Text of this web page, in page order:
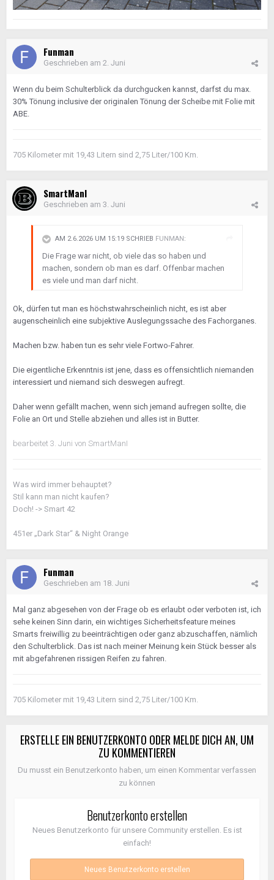
Funman
Geschrieben am 2. Juni
Wenn du beim Schulterblick da durchgucken kannst, darfst du max.
30% Tönung inclusive der originalen Tönung der Scheibe mit Folie mit
ABE.
705 Kilometer mit 19,43 Litern sind 2,75 Liter/100 Km.
SmartManI
Geschrieben am 3. Juni
AM 2.6.2026 UM 15:19 SCHRIEB FUNMAN :
Die Frage war nicht, ob viele das so haben und
machen, sondern ob man es darf. Offenbar machen
es viele und man darf nicht.
Ok, dürfen tut man es höchstwahrscheinlich nicht, es ist aber
augenscheinlich eine subjektive Auslegungssache des Fachorganes.
Machen bzw. haben tun es sehr viele Fortwo-Fahrer.
Die eigentliche Erkenntnis ist jene, dass es offensichtlich niemanden
interessiert und niemand sich deswegen aufregt.
Daher wenn gefällt machen, wenn sich jemand aufregen sollte, die
Folie an Ort und Stelle abziehen und alles ist in Butter.
bearbeitet 3. Juni von SmartManI
Was wird immer behauptet?
Stil kann man nicht kaufen?
Doch! -> Smart 42
451er „Dark Star“ & Night Orange
Funman
Geschrieben am 18. Juni
Mal ganz abgesehen von der Frage ob es erlaubt oder verboten ist, ich
sehe keinen Sinn darin, ein wichtiges Sicherheitsfeature meines
Smarts freiwillig zu beeinträchtigen oder ganz abzuschaffen, nämlich
den Schulterblick. Das ist nach meiner Meinung kein Stück besser als
mit abgefahrenen rissigen Reifen zu fahren.
705 Kilometer mit 19,43 Litern sind 2,75 Liter/100 Km.
ERSTELLE EIN BENUTZERKONTO ODER MELDE DICH AN, UM
ZU KOMMENTIEREN
Du musst ein Benutzerkonto haben, um einen Kommentar verfassen
zu können
Benutzerkonto erstellen
Neues Benutzerkonto für unsere Community erstellen. Es ist
einfach!
Neues Benutzerkonto erstellen